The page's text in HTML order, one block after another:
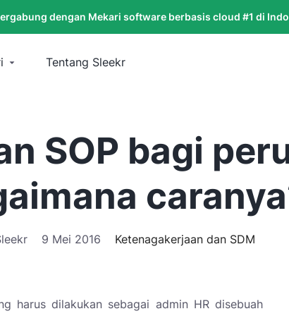
dengan Mekari software berbasis cloud #1 di
Tentang Sleekr
SOP bagi
9 Mei 2016 Ketenagakerjaan dan SDM
harus dilakukan sebagai admin HR disebuah